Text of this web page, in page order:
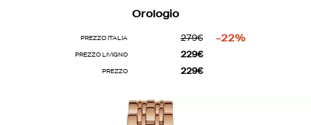
Orologio
PREZZO ITALIA 279€ -22%
PREZZO LIVIGNO 229€
PREZZO 229€